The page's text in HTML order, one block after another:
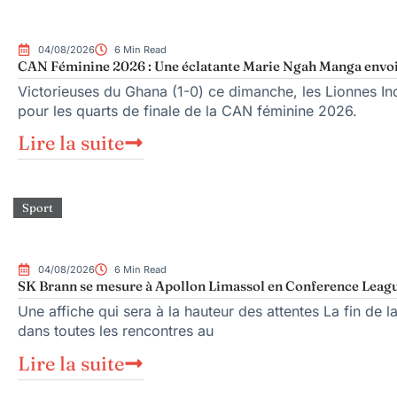
04/08/2026 6 Min Read
CAN Féminine 2026 : Une éclatante Marie Ngah Manga
Victorieuses du Ghana (1-0) ce dimanche, les Lionnes
pour les quarts de finale de la CAN féminine 2026.
Lire la suite
Sport
04/08/2026 6 Min Read
SK Brann se mesure à Apollon Limassol en Conference
Une affiche qui sera à la hauteur des attentes La fin de
dans toutes les rencontres au
Lire la suite